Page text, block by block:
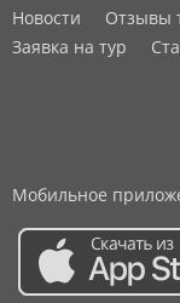
Новости Отзывы
Заявка на тур
Мобильное